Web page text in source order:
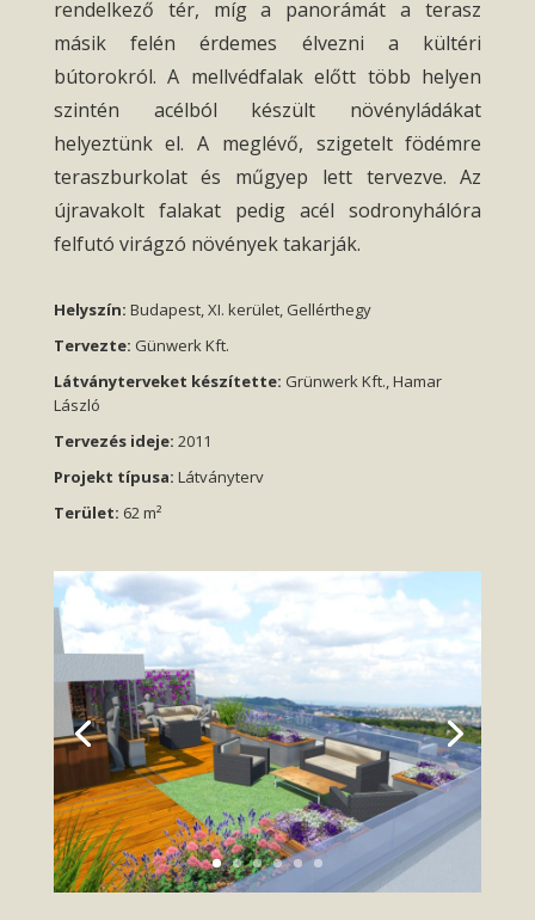
rendelkező tér, míg a panorámát a terasz
másik felén érdemes élvezni a kültéri
bútorokról. A mellvédfalak előtt több helyen
szintén acélból készült növényládákat
helyeztünk el. A meglévő, szigetelt födémre
teraszburkolat és műgyep lett tervezve. Az
újravakolt falakat pedig acél sodronyhálóra
felfutó virágzó növények takarják.
Helyszín: Budapest, XI. kerület, Gellérthegy
Tervezte: Günwerk Kft.
Látványterveket készítette: Grünwerk Kft., Hamar
László
Tervezés ideje: 2011
Projekt típusa: Látványterv
Terület: 62 m²